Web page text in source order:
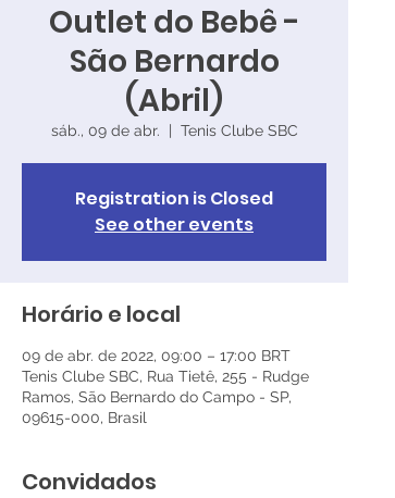
Outlet do Bebê -
São Bernardo
(Abril)
sáb., 09 de abr. Tenis Clube SBC
Registration is Closed
See other events
Horário e local
09 de abr. de 2022, 09:00 – 17:00 BRT
Tenis Clube SBC, Rua Tietê, 255 - Rudge
Ramos, São Bernardo do Campo - SP,
09615-000, Brasil
Convidados